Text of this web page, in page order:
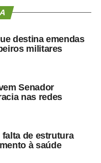
e contribuem
em atividades
os Jogos Paralímpicos
e muito aguardados
oferece
modalidades
resultados e
disso, os jogos
o esporte
e desenvolvimento
as novidades desta
destina emendas
militares
Senador
nas redes
de estrutura
à saúde